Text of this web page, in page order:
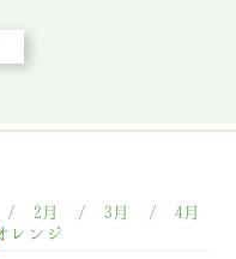
ジャー
リップ
ツツジルイ
/ 2月 / 3月 / 4月
レンジ